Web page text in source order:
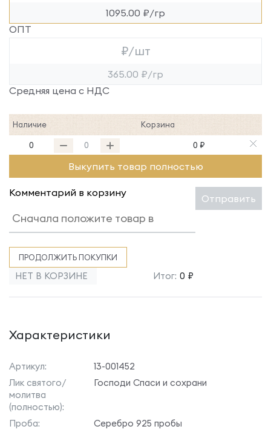
1095.00 ₽/гр
ОПТ
₽/шт
365.00 ₽/гр
Средняя цена с НДС
Наличие Корзина
0 0 ₽
Выкупить товар полностью
Комментарий в корзину Отправить
ПРОДОЛЖИТЬ ПОКУПКИ
НЕТ В КОРЗИНЕ Итог: 0 ₽
Характеристики
Артикул:
13-001452
Лик святого/
молитва
(полностью):
Господи Спаси и сохрани
Проба:
Серебро 925 пробы